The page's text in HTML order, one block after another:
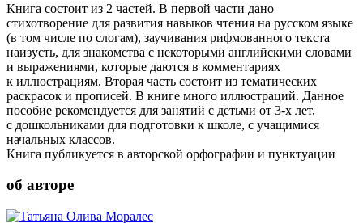
Книга состоит из 2 частей. В первой части дано
стихотворение для развития навыков чтения на русском языке
(в том числе по слогам), заучивания рифмованного текста
наизусть, для знакомства с некоторыми английскими словами
и выражениями, которые даются в комментариях
к иллюстрациям. Вторая часть состоит из тематических
раскрасок и прописей. В книге много иллюстраций. Данное
пособие рекомендуется для занятий с детьми от 3-х лет,
с дошкольниками для подготовки к школе, с учащимися
начальных классов.
Книга публикуется в авторской орфографии и пунктуации
об авторе